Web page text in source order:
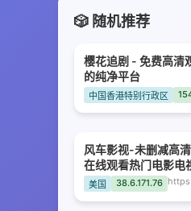
🎲 随机推荐
樱花追剧 - 免费高清
的纯净平台
中国香港特别行政区
风车影视-未删减高
在线观看热门电影电
美国 38.6.171.76